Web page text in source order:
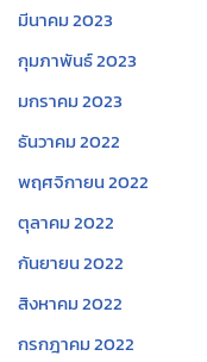
มีนาคม 2023
กุมภาพันธ์ 2023
มกราคม 2023
ธันวาคม 2022
พฤศจิกายน 2022
ตุลาคม 2022
กันยายน 2022
สิงหาคม 2022
กรกฎาคม 2022